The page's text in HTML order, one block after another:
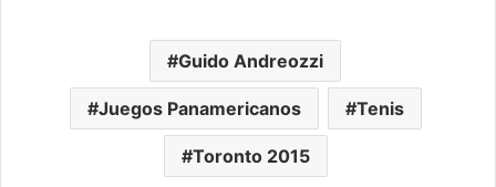
Guido Andreozzi
Juegos Panamericanos Tenis
Toronto 2015